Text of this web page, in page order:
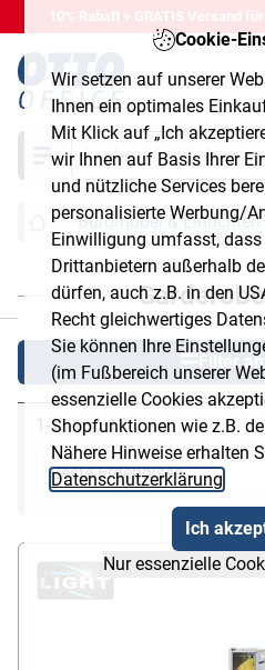
Cookie-
Wir setzen auf unserer
Ihnen ein optimales
Mit Klick auf „Ich
wir Ihnen auf Basis Ihrer
und nützliche Services
personalisierte Werbung/
Einwilligung umfasst, dass
Drittanbietern außerhalb
dürfen, auch z.B. in den
Recht gleichwertiges
Sie können Ihre
(im Fußbereich unserer
essenzielle Cookies
Shopfunktionen wie z.B.
Nähere Hinweise erhalten
Datenschutzerklärung
Ich
Nur essenzielle
10% Rabatt + GRATIS Versand
Suche
Büromöbel & Einrichten
Filter
1-13 von 13